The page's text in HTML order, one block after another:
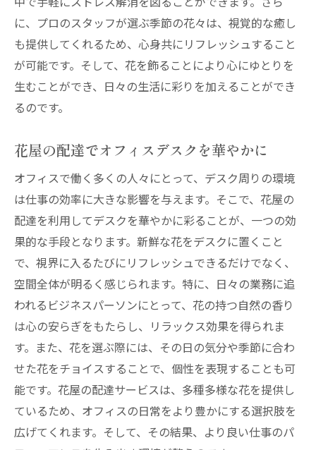
に、プロのスタッフが選ぶ季節の花々は、視覚的な癒し
も提供してくれるため、心身共にリフレッシュすること
が可能です。そして、花を飾ることにより心にゆとりを
生むことができ、日々の生活に彩りを加えることができ
るのです。
花屋の配達でオフィスデスクを華やかに
オフィスで働く多くの人々にとって、デスク周りの環境
は仕事の効率に大きな影響を与えます。そこで、花屋の
配達を利用してデスクを華やかに彩ることが、一つの効
果的な手段となります。新鮮な花をデスクに置くこと
で、視界に入るたびにリフレッシュできるだけでなく、
空間全体が明るく感じられます。特に、日々の業務に追
われるビジネスパーソンにとって、花の持つ自然の香り
は心の安らぎをもたらし、リラックス効果を得られま
す。また、花を選ぶ際には、その日の気分や季節に合わ
せた花をチョイスすることで、個性を表現することも可
能です。花屋の配達サービスは、多種多様な花を提供し
ているため、オフィスの日常をより豊かにする選択肢を
広げてくれます。そして、その結果、より良い仕事のパ